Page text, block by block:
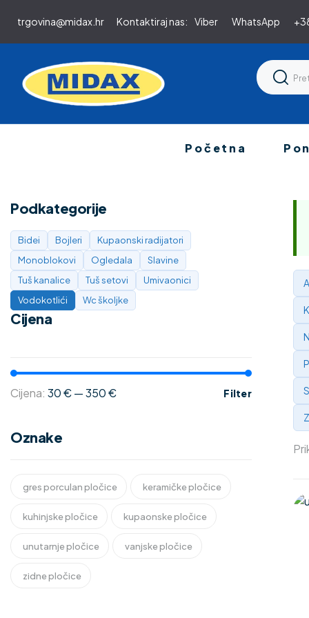
trgovina@midax.hr Kontaktiraj nas: Viber WhatsApp
Početna
Podkategorije
Bidei Bojleri
Kupaonski radijatori
Monoblokovi
Ogledala
Slavine
Tuš kanalice
Tuš setovi
Umivaonici
Vodokotlići
Wc školjke
Cijena
Filter
Cijena: 30 €—350 €
Oznake
gres porculan pločice keramičke pločice
kuhinjske pločice kupaonske pločice
unutarnje pločice vanjske pločice
zidne pločice